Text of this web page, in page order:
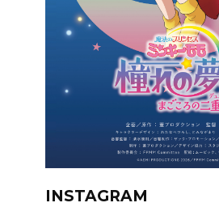
INSTAGRAM